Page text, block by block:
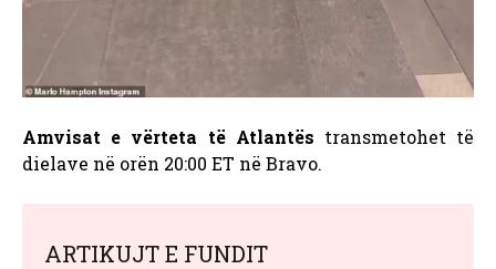
Amvisat e vërteta të Atlantës transmetohet të
dielave në orën 20:00 ET në Bravo.
ARTIKUJT E FUNDIT